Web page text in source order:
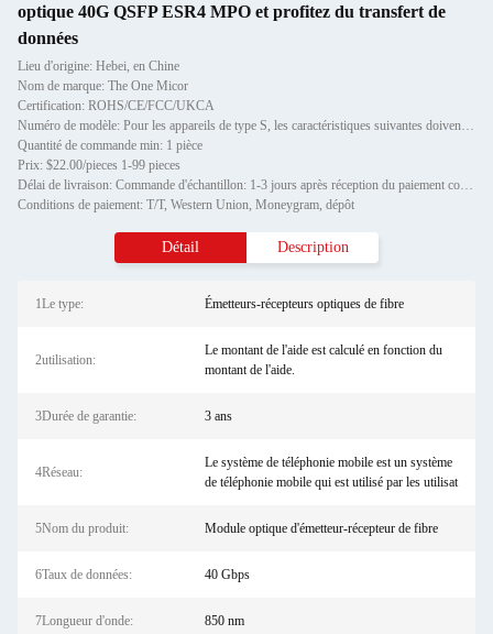
optique 40G QSFP ESR4 MPO et profitez du transfert de
données
Lieu d'origine: Hebei, en Chine
Nom de marque: The One Micor
Certification: ROHS/CE/FCC/UKCA
Numéro de modèle: Pour les appareils de type S, les caractéristiques suivantes doivent être respectées:
Quantité de commande min: 1 pièce
Prix: $22.00/pieces 1-99 pieces
Délai de livraison: Commande d'échantillon: 1-3 jours après réception du paiement complet Commande de stock: 3-7 jours a
Conditions de paiement: T/T, Western Union, Moneygram, dépôt
Détail Description
1Le type: Émetteurs-récepteurs optiques de fibre
2utilisation:
Le montant de l'aide est calculé en fonction du
montant de l'aide.
3Durée de garantie: 3 ans
4Réseau:
Le système de téléphonie mobile est un système
de téléphonie mobile qui est utilisé par les utilisat
5Nom du produit: Module optique d'émetteur-récepteur de fibre
6Taux de données: 40 Gbps
7Longueur d'onde: 850 nm